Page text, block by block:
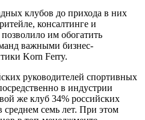
клубов до прихода в них
консалтинге и
им обогатить
важными бизнес-
Korn Ferry.
руководителей спортивных
в индустрии
же клуб 34% российских
семь лет. При этом